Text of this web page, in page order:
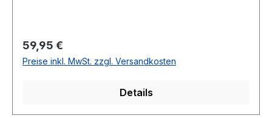
Regulärer Preis:
59,95 €
Preise inkl. MwSt. zzgl. Versandkosten
Details